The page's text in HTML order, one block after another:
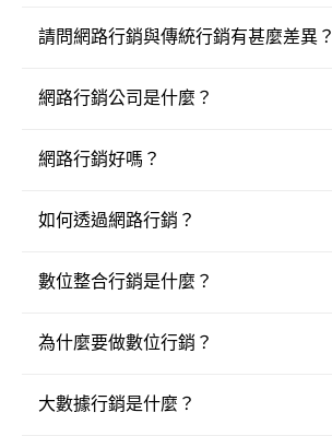
請問網路行銷與傳統行銷有甚麼差異？
網路行銷公司是什麼？
網路行銷好嗎？
如何透過網路行銷？
數位整合行銷是什麼？
為什麼要做數位行銷？
大數據行銷是什麼？